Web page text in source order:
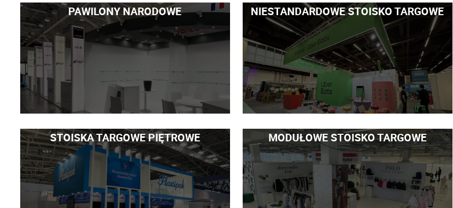
PAWILONY NARODOWE NIESTANDARDOWE STOISKO TARGOWE
STOISKA TARGOWE PIĘTROWE MODUŁOWE STOISKO TARGOWE